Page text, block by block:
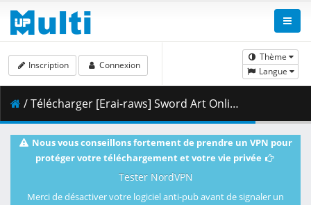
Thème
Langue
Inscription Connexion
/ Télécharger [Erai-raws] Sword Art Online Alternative - Gun Gale Online II - 06 [720p][Multiple Subtitle][F09BEEBA].mkv.002 ( 354.99 MB )
Nous vous conseillons fortement de prendre un VPN pour
protéger votre téléchargement et votre vie privée
Tester NordVPN
Merci de désactiver votre logiciel anti-pub avant de signaler un